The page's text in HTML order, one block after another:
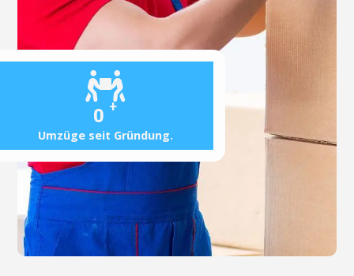
0 +
Umzüge seit Gründung.